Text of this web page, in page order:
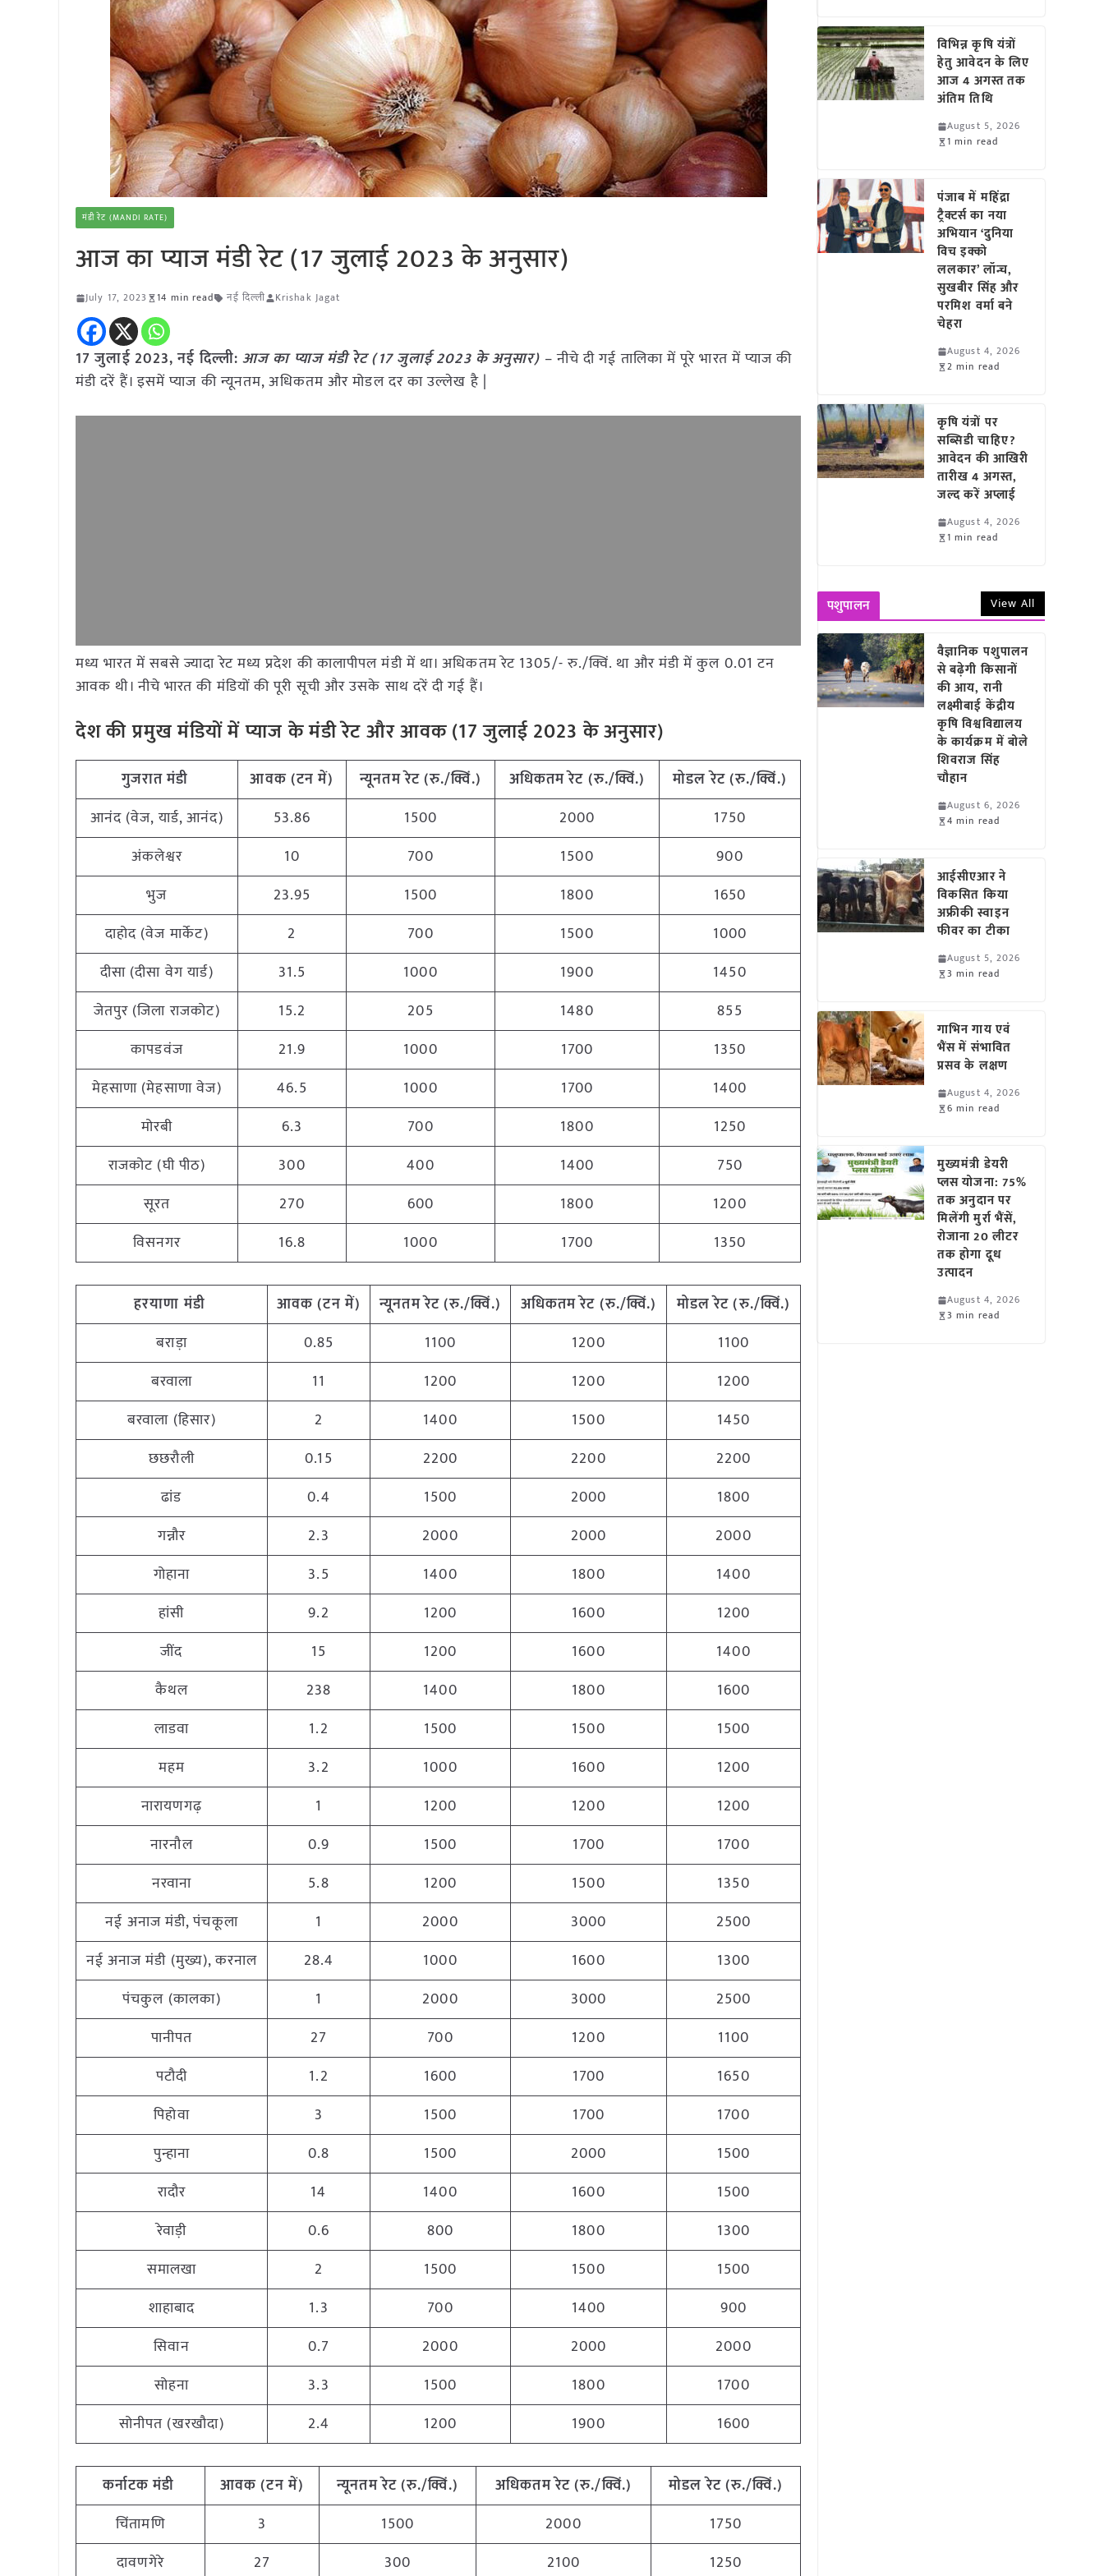
मंडी रेट (MANDI RATE)
आज का प्याज मंडी रेट (17 जुलाई 2023 के अनुसार)
July 17, 2023 14 min read नई दिल्ली Krishak Jagat
17 जुलाई 2023, नई दिल्ली: आज का प्याज मंडी रेट (17 जुलाई2023 के अनुसार) – नीचे दी गई तालिका में पूरे भारत में प्याज की
मंडी दरें हैं। इसमें प्याज की न्यूनतम, अधिकतम और मोडल दर का उल्लेख है |
मध्य भारत में सबसे ज्यादा रेट मध्य प्रदेश की कालापीपल मंडी में था। अधिकतम रेट 1305/- रु./क्विं. था और मंडी में कुल 0.01 टन
आवक थी। नीचे भारत की मंडियों की पूरी सूची और उसके साथ दरें दी गई हैं।
देश की प्रमुख मंडियों में प्याजके मंडी रेट और आवक (17 जुलाई 2023 के अनुसार)
गुजरातमंडी आवक(टन में) न्यूनतमरेट(रु./क्विं.) अधिकतमरेट (रु./क्विं.) मोडल रेट(रु./क्विं.)
आनंद (वेज, यार्ड, आनंद)
53.86 1500 2000
1750
अंकलेश्वर
10 700 1500
900
भुज
23.95 1500 1800
1650
दाहोद (वेज मार्केट)
2 700 1500
1000
दीसा (दीसा वेग यार्ड)
31.5 1000 1900
1450
जेतपुर (जिला राजकोट)
15.2 205 1480
855
कापडवंज
21.9 1000 1700
1350
मेहसाणा (मेहसाणा वेज)
46.5 1000 1700
1400
मोरबी
6.3 700 1800
1250
राजकोट (घी पीठ)
300 400 1400
750
सूरत
270 600 1800
1200
विसनगर
16.8 1000 1700 1350
हरयाणा मंडी आवक(टनमें) न्यूनतमरेट(रु./क्विं.) अधिकतमरेट (रु./क्विं.) मोडल रेट(रु./क्विं.)
बराड़ा
0.85 1100 1200
1100
बरवाला
11 1200 1200
1200
बरवाला (हिसार)
2 1400 1500
1450
छछरौली
0.15 2200 2200
2200
ढांड
0.4 1500 2000
1800
गन्नौर
2.3 2000 2000
2000
गोहाना
3.5 1400 1800
1400
हांसी
9.2 1200 1600
1200
जींद
15 1200 1600
1400
कैथल
238 1400 1800
1600
लाडवा
1.2 1500 1500
1500
महम
3.2 1000 1600
1200
नारायणगढ़
1 1200 1200
1200
नारनौल
0.9 1500 1700
1700
नरवाना
5.8 1200 1500
1350
नई अनाज मंडी, पंचकूला
1 2000 3000
2500
नई अनाज मंडी (मुख्य), करनाल
28.4 1000 1600
1300
पंचकुल (कालका)
1 2000 3000
2500
पानीपत
27 700 1200
1100
पटौदी
1.2 1600 1700
1650
पिहोवा
3 1500 1700
1700
पुन्हाना
0.8 1500 2000
1500
रादौर
14 1400 1600
1500
रेवाड़ी
0.6 800 1800
1300
समालखा
2 1500 1500
1500
शाहाबाद
1.3 700 1400
900
सिवान
0.7 2000 2000
2000
सोहना
3.3 1500 1800
1700
सोनीपत (खरखौदा)
2.4 1200 1900 1600
कर्नाटकमंडी आवक(टनमें) न्यूनतमरेट(रु./क्विं.) अधिकतमरेट(रु./क्विं.) मोडल रेट(रु./क्विं.)
चिंतामणि
3 1500 2000
1750
दावणगेरे
27 300 2100 1250
विभिन्न कृषि यंत्रों
हेतु आवेदन के लिए
आज 4 अगस्त तक
अंतिम तिथि
August 5, 2026
1 min read
पंजाब में महिंद्रा
ट्रैक्टर्स का नया
अभियान ‘दुनिया
विच इक्को
ललकार’ लॉन्च,
सुखबीर सिंह और
परमिश वर्मा बने
चेहरा
August 4, 2026
2 min read
कृषि यंत्रों पर
सब्सिडी चाहिए?
आवेदन की आखिरी
तारीख 4 अगस्त,
जल्द करें अप्लाई
August 4, 2026
1 min read
पशुपालन View All
वैज्ञानिक पशुपालन
से बढ़ेगी किसानों
की आय, रानी
लक्ष्मीबाई केंद्रीय
कृषि विश्वविद्यालय
के कार्यक्रम में बोले
शिवराज सिंह
चौहान
August 6, 2026
4 min read
आईसीएआर ने
विकसित किया
अफ्रीकी स्वाइन
फीवर का टीका
August 5, 2026
3 min read
गाभिन गाय एवं
भैंस में संभावित
प्रसव के लक्षण
August 4, 2026
6 min read
मुख्यमंत्री डेयरी
प्लस योजना: 75%
तक अनुदान पर
मिलेंगी मुर्रा भैंसें,
रोजाना 20 लीटर
तक होगा दूध
उत्पादन
August 4, 2026
3 min read